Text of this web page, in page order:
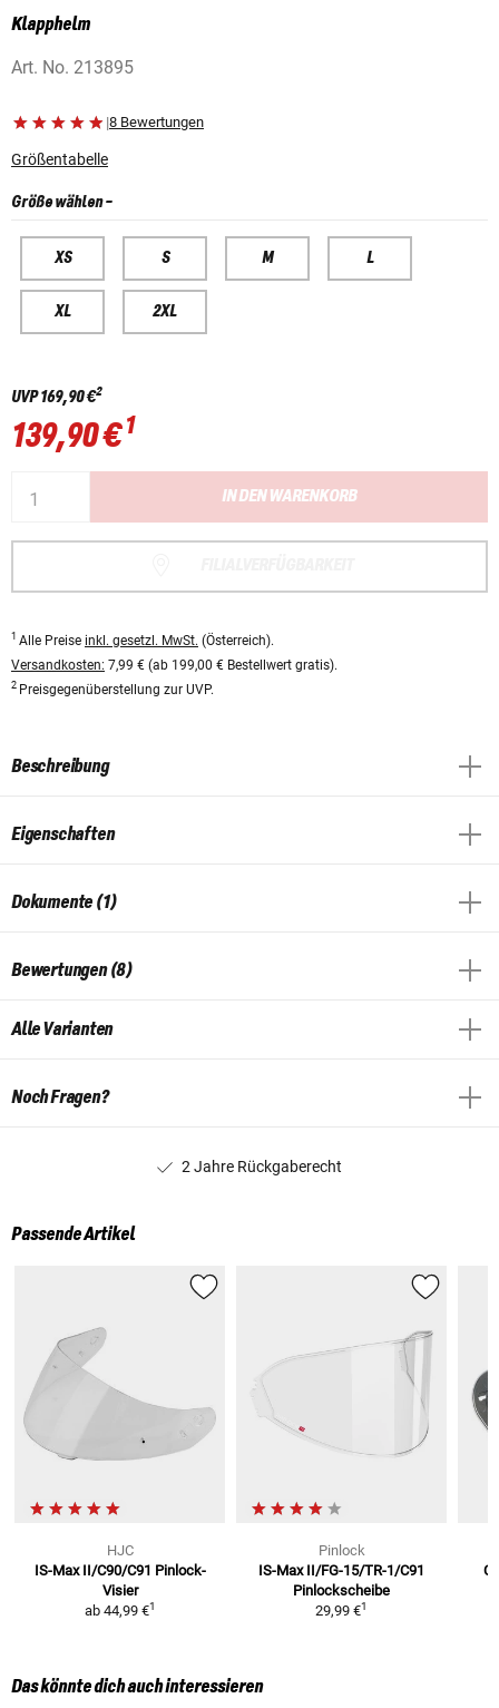
Klapphelm
Art. No. 213895
|8 Bewertungen
Größentabelle
Größe wählen-
XS S M L
XL 2XL
UVP169,90 €2
139,90 €1
IN DEN WARENKORB
1 Alle Preise inkl. gesetzl. MwSt. (Österreich).
Versandkosten: 7,99 € (ab 199,00 € Bestellwert gratis).
2 Preisgegenüberstellung zur UVP.
Beschreibung
Eigenschaften
Dokumente (1)
Bewertungen (8)
Alle Varianten
Noch Fragen?
2 Jahre Rückgaberecht
Passende Artikel
HJC
IS-Max II/C90/C91 Pinlock-
Visier
ab 44,99 €1
Pinlock
IS-Max II/FG-15/TR-1/C91
Pinlockscheibe
29,99 €1
Das könnte dich auch interessieren